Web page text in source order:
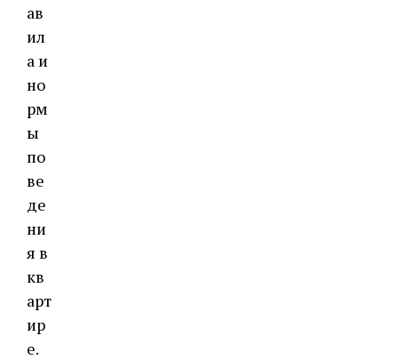
ав
ил
а и
но
рм
ы
по
ве
де
ни
я в
кв
арт
ир
е.